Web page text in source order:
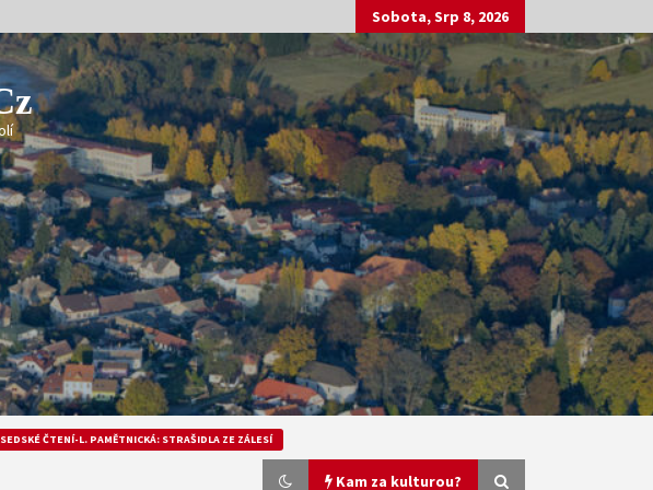
Sobota, Srp 8, 2026
ČTENÍ-L. PAMĚTNICKÁ: STRAŠIDLA ZE ZÁLESÍ
Kam za kulturou?